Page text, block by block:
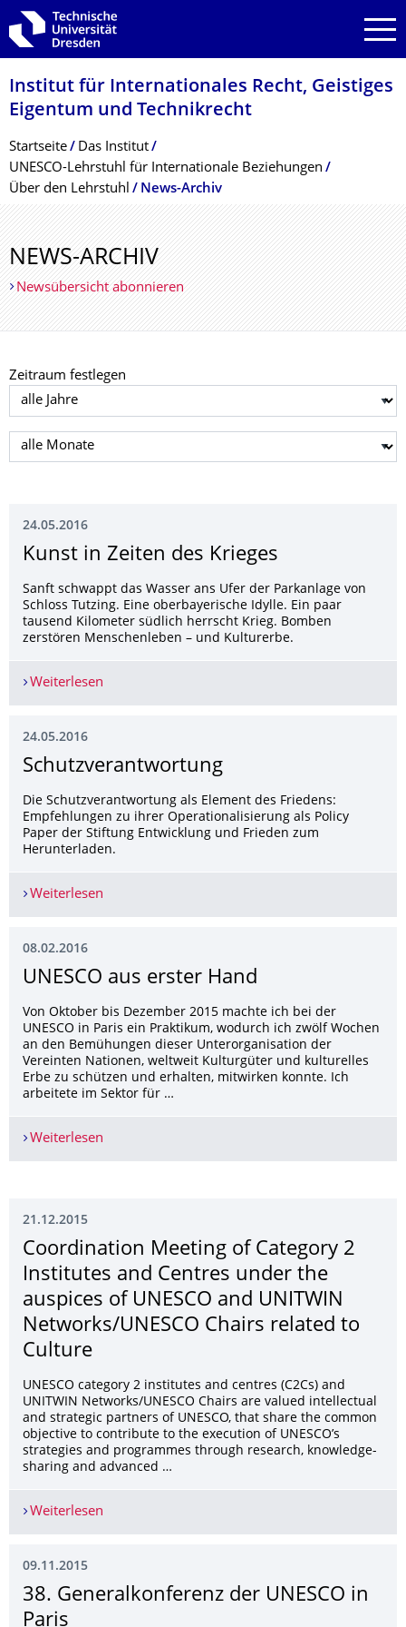
Zur Hauptnavigation springen
Zur Suche springen
Zum Inhalt springen
Institut für Internationales Recht, Geistiges
Eigentum und Technikrecht
Breadcrumb-Menü
Startseite
Das Institut
UNESCO-Lehrstuhl für Internationale Beziehungen
Über den Lehrstuhl
News-Archiv
NEWS-ARCHIV
Newsübersicht abonnieren
Zeitraum festlegen
Jahr auswählen
Monat auswählen
24.05.2016
Kunst in Zeiten des Krieges
Sanft schwappt das Wasser ans Ufer der Parkanlage von
Schloss Tutzing. Eine oberbayerische Idylle. Ein paar
tausend Kilometer südlich herrscht Krieg. Bomben
zerstören Menschenleben – und Kulturerbe.
Weiterlesen
24.05.2016
Schutzverantwor­tung
Die Schutzverantwortung als Element des Friedens:
Empfehlungen zu ihrer Operationalisierung als Policy
Paper der Stiftung Entwicklung und Frieden zum
Herunterladen.
Weiterlesen
08.02.2016
UNESCO aus erster Hand
Von Oktober bis Dezember 2015 machte ich bei der
UNESCO in Paris ein Praktikum, wodurch ich zwölf Wochen
an den Bemühungen dieser Unterorganisation der
Vereinten Nationen, weltweit Kulturgüter und kulturelles
Erbe zu schützen und erhalten, mitwirken konnte. Ich
arbeitete im Sektor für …
Weiterlesen
21.12.2015
Coordination Meeting of Category 2
Institutes and Centres under the
auspices of UNESCO and UNITWIN
Networks/UNESCO Chairs related to
Culture
UNESCO category 2 institutes and centres (C2Cs) and
UNITWIN Networks/UNESCO Chairs are valued intellectual
and strategic partners of UNESCO, that share the common
objective to contribute to the execution of UNESCO’s
strategies and programmes through research, knowledge-
sharing and advanced …
Weiterlesen
09.11.2015
38. Generalkonferenz der UNESCO in
Paris